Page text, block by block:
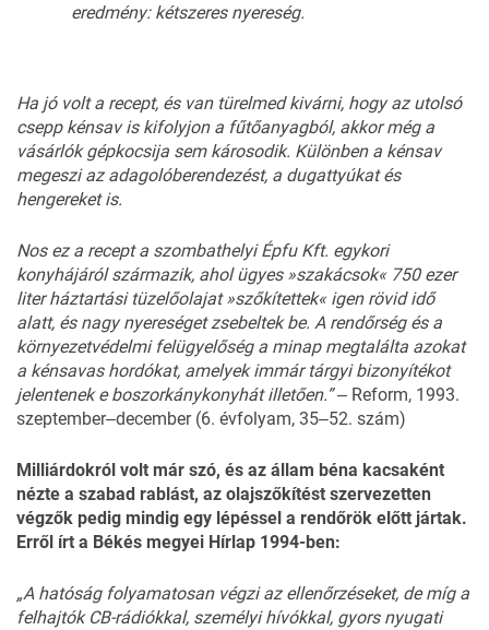
eredmény: kétszeres nyereség.
Ha jó volt a recept, és van türelmed kivárni, hogy az utolsó
csepp kénsav is kifolyjon a fűtőanyagból, akkor még a
vásárlók gépkocsija sem károsodik. Különben a kénsav
megeszi az adagolóberendezést, a dugattyúkat és
hengereket is.
Nos ez a recept a szombathelyi Épfu Kft. egykori
konyhájáról származik, ahol ügyes »szakácsok« 750 ezer
liter háztartási tüzelőolajat »szőkítettek« igen rövid idő
alatt, és nagy nyereséget zsebeltek be. A rendőrség és a
környezetvédelmi felügyelőség a minap megtalálta azokat
a kénsavas hordókat, amelyek immár tárgyi bizonyítékot
jelentenek e boszorkánykonyhát illetően.” ‒ Reform, 1993.
szeptember‒december (6. évfolyam, 35‒52. szám)
Milliárdokról volt már szó, és az állam béna kacsaként
nézte a szabad rablást, az olajszőkítést szervezetten
végzők pedig mindig egy lépéssel a rendőrök előtt jártak.
Erről írt a Békés megyei Hírlap 1994-ben:
„A hatóság folyamatosan végzi az ellenőrzéseket, de míg a
felhajtók CB-rádiókkal, személyi hívókkal, gyors nyugati